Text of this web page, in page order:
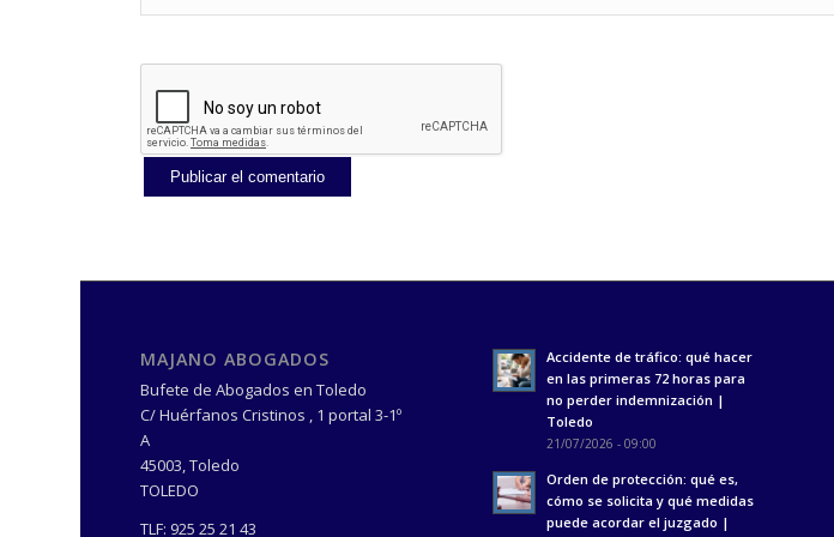
MAJANO ABOGADOS
Bufete de Abogados en Toledo
C/ Huérfanos Cristinos , 1 portal 3-1º
A
45003,Toledo
TOLEDO
TLF: 925 25 21 43
Accidente de tráfico: qué hacer
en las primeras 72 horas para
no perder indemnización |
Toledo
21/07/2026 - 09:00
Orden de protección: qué es,
cómo se solicita y qué medidas
puede acordar el juzgado |